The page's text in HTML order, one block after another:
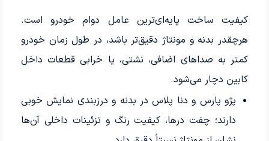
کیفیت ساخت پایه‌ای‌ترین عامل دوام خودرو است.
هرچقدر بدنه و مونتاژ دقیق‌تر باشد، در طول زمان خودرو
کمتر به صداهای اضافی، نشتی، یا خرابی قطعات داخل
کابین دچار می‌شود.
پژو پارس و دنا پلاس در بدنه و درزبندی نمایش خوبی
دارند؛ چفت درها، کیفیت رنگ و تزئینات داخلی آن‌ها